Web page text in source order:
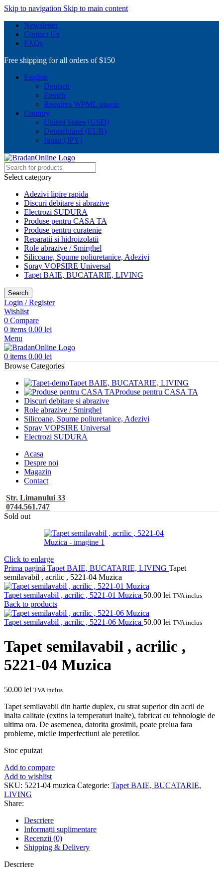
Skip to navigation Skip to main content
Newsletter
Contact Us
FAQs
Free shipping for all orders of $150
English
Deutsch
French
Requires WPML plugin
Country
United States (USD)
Deutschland (EUR)
Japan (JPY)
Select category
Adezivi lipire rapida
Discuri debitare si abrazive
Electrozi SUDURA
Produse pentru CASA TA
Produse pentru curatenie
Reparatii si hidroizolatii
Role abrazive / Smirghel
Silicoane, Spume poliuretanice, Adezivi
Spray VOPSIRE Universal
Tapet BAIE, BUCATARIE, LIVING
Search
Login / Register
Wishlist
0 Compare
0 items 0.00 lei
Menu
0 items 0.00 lei
Browse Categories
Tapet BAIE, BUCATARIE, LIVING
Produse pentru CASA TA
Discuri debitare si abrazive
Role abrazive / Smirghel
Silicoane, Spume poliuretanice, Adezivi
Spray VOPSIRE Universal
Electrozi SUDURA
Acasa
Despre noi
Magazin
Contact
Str. Limanului 33
0744.561.747
Sold out
Click to enlarge
Prima pagină Tapet BAIE, BUCATARIE, LIVING Tapet
semilavabil , acrilic , 5221-04 Muzica
Tapet semilavabil , acrilic , 5221-01 Muzica 50.00 lei TVA inclus
Back to products
Tapet semilavabil , acrilic , 5221-06 Muzica 50.00 lei TVA inclus
Tapet semilavabil , acrilic ,
5221-04 Muzica
50.00 lei TVA inclus
Tapet semilavabil din hartie duplex, cu strat superior din acril de
inalta calitate (extins la temperaturi inalte), fabricat cu tehnologie de
ultima ora. De asemenea, datorita grosimii, poate prelua fara
probleme, micile imperfectiuni ale peretilor.
Stoc epuizat
Add to compare
Add to wishlist
SKU: 5221-04 muzica Categorie: Tapet BAIE, BUCATARIE,
LIVING
Share:
Descriere
Informații suplimentare
Recenzii (0)
Shipping & Delivery
Descriere